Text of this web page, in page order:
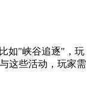
如"峡谷追逐"，玩
这些活动，玩家需